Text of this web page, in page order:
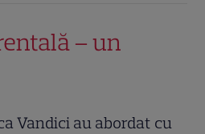
– un
Vandici au abordat cu